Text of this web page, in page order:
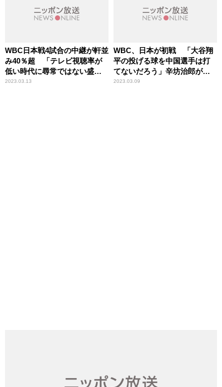
WBC日本戦4試合の中継が軒並
み40％超 「テレビ視聴率が
低い時代に尋常ではない盛り
上がり方」辛坊治郎が指摘
2023.03.13
WBC、日本が初戦 「大谷翔
平の投げる球を中国選手は打
てないだろう」辛坊治郎が予
想
2023.03.09